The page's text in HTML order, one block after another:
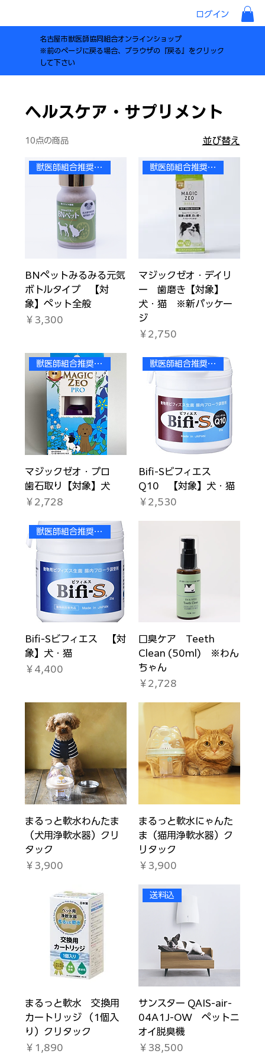
ログイン
名古屋市獣医師協同組合オンラインショップ
※前のページに戻る場合、ブラウザの『戻る』をクリック
して下さい
ヘルスケア・サプリメント
10点の商品 並び替え
獣医師組合推奨商品
BNペットみるみる元気
ボトルタイプ 【対
象】ペット全般
価格
￥3,300
獣医師組合推奨商品
マジックゼオ・デイリ
ー 歯磨き【対象】
犬・猫 ※新パッケー
ジ
価格
￥2,750
獣医師組合推奨商品
マジックゼオ・プロ
歯石取り【対象】犬
価格
￥2,728
獣医師組合推奨商品
Bifi-Sビフィエス
Q10 【対象】犬・猫
価格
￥2,530
獣医師組合推奨商品
Bifi-Sビフィエス 【対
象】犬・猫
価格
￥4,400
口臭ケア Teeth
Clean (50ml) ※わん
ちゃん
価格
￥2,728
まるっと軟水わんたま
（犬用浄軟水器）クリ
タック
価格
￥3,900
まるっと軟水にゃんた
ま（猫用浄軟水器）ク
リタック
価格
￥3,900
まるっと軟水 交換用
カートリッジ （1個入
り）クリタック
価格
￥1,890
送料込
サンスター QAIS-air-
04A1J-OW ペットニ
オイ脱臭機
価格
￥38,500